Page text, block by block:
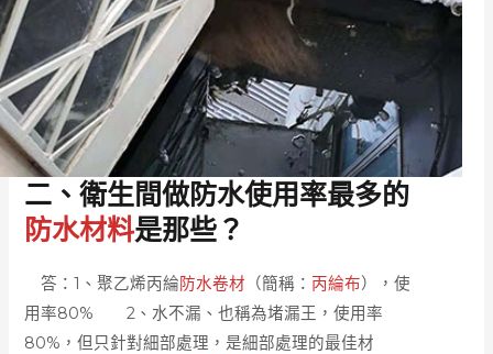
二、衛生間做防水使用率最多的
防水材料是那些？
答：1、聚乙烯丙綸防水卷材 （簡稱： 丙綸布），使
用率80% 2、水不漏、也稱為堵漏王，使用率
80%，但只針對細部處理，是細部處理的最佳材